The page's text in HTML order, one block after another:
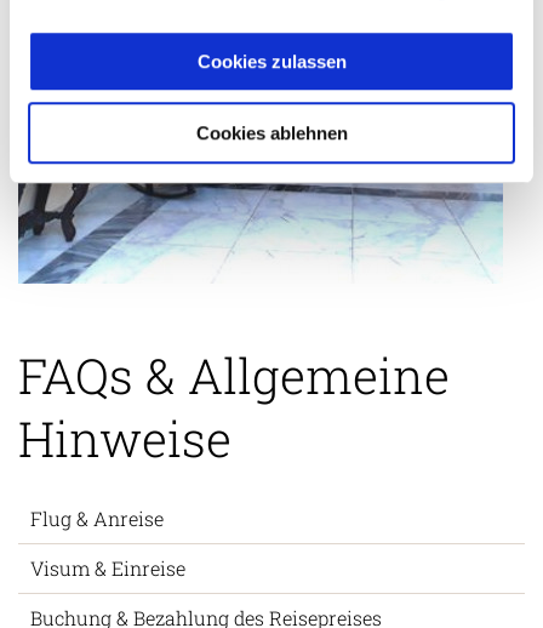
Cookies zulassen
Cookies ablehnen
FAQs & Allgemeine
Hinweise
Flug & Anreise
Visum & Einreise
Buchung & Bezahlung des Reisepreises